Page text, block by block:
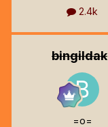
2.4k
bingildak
=o=